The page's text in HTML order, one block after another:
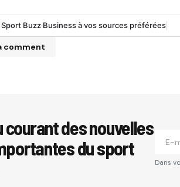
Buzz Business à vos sources préférées
comment
*
courant des nouvelles
du sport
Dans